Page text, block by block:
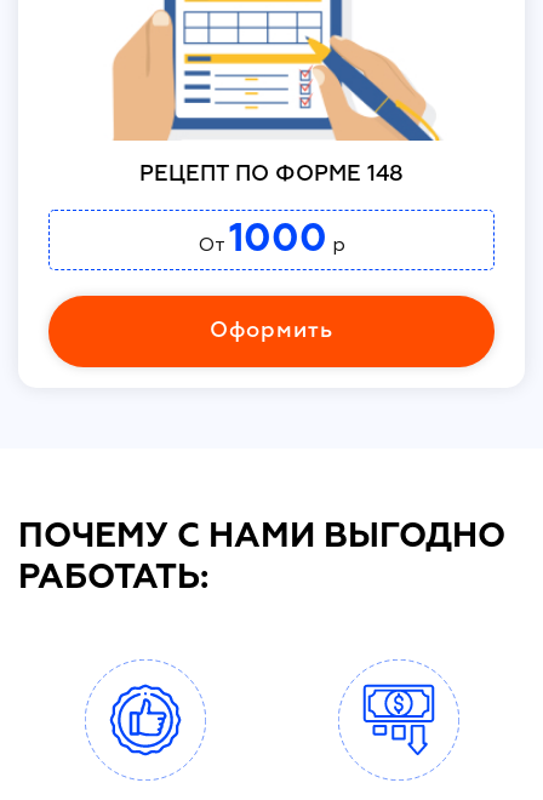
РЕЦЕПТ ПО ФОРМЕ 148
От 1000 р
Оформить
ПОЧЕМУ С НАМИ ВЫГОДНО
РАБОТАТЬ: